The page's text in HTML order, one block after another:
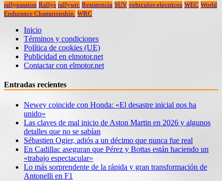
rallypassion Rallys rallywrc Resistencia SUV vehiculos electricos WEC World
Endurance Championship. WRC
Inicio
Términos y condiciones
Política de cookies (UE)
Publicidad en elmotor.net
Contactar con elmotor.net
Entradas recientes
Newey coincide con Honda: «El desastre inicial nos ha
unido»
Las claves de mal inicio de Aston Martin en 2026 y algunos
detalles que no se sabían
Sébastien Ogier, adiós a un décimo que nunca fue real
En Cadillac aseguran que Pérez y Bottas están haciendo un
«trabajo espectacular»
Lo más sorprendente de la rápida y gran transformación de
Antonelli en F1